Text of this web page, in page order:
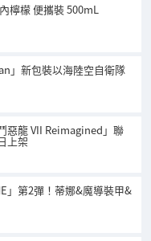
檸檬 便攜裝 500mL
」新包裝以海陸空自衛隊
惡龍 VII Reimagined」聯
上架
」第2彈！蒂娜&魔導裝甲&